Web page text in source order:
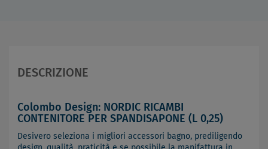
DESCRIZIONE
Colombo Design: NORDIC RICAMBI
CONTENITORE PER SPANDISAPONE (L 0,25)
Desivero seleziona i migliori accessori bagno, prediligendo